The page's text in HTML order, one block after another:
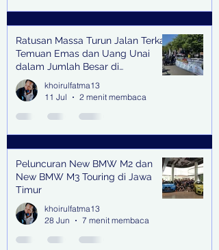
Ratusan Massa Turun Jalan Terkait
Temuan Emas dan Uang Unai
dalam Jumlah Besar di
Lingkungan Jampidsus Kejaksaan
Agung RI di Jakarta
khoirulfatma13
11 Jul
2 menit membaca
Peluncuran New BMW M2 dan
New BMW M3 Touring di Jawa
Timur
khoirulfatma13
28 Jun
7 menit membaca